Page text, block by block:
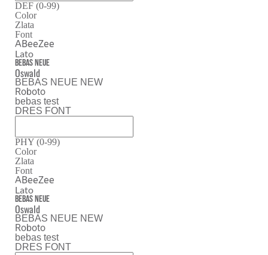
DEF (0-99)
Color
Zlata
Font
ABeeZee
Lato
Bebas Neue
Oswald
BEBAS NEUE NEW
Roboto
bebas test
DRES FONT
PHY (0-99)
Color
Zlata
Font
ABeeZee
Lato
Bebas Neue
Oswald
BEBAS NEUE NEW
Roboto
bebas test
DRES FONT